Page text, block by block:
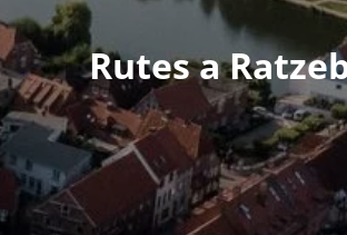
Rutes a